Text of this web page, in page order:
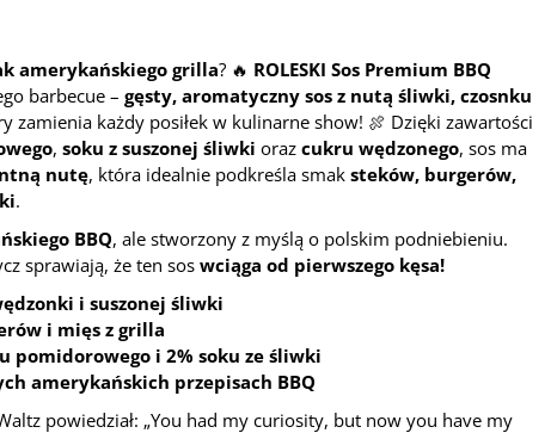
amerykańskiego grilla? 🔥 ROLESKI Sos Premium BBQ
barbecue – gęsty, aromatyczny sos z nutą śliwki, czosnku
zamienia każdy posiłek w kulinarne show! 🍖 Dzięki zawartości
, soku z suszonej śliwki oraz cukru wędzonego, sos ma
nutę, która idealnie podkreśla smak steków, burgerów,
.
BBQ, ale stworzony z myślą o polskim podniebieniu.
sprawiają, że ten sos wciąga od pierwszego kęsa!
i suszonej śliwki
i mięs z grilla
pomidorowego i 2% soku ze śliwki
amerykańskich przepisach BBQ
powiedział: „You had my curiosity, but now you have my